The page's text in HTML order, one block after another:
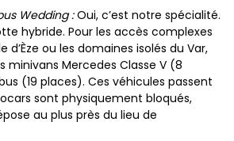
Wedding :Oui, c’est notre spécialité.
hybride. Pour les accès complexes
d’Èze ou les domaines isolés du Var,
minivans Mercedes Classe V (8
(19 places). Ces véhicules passent
sont physiquement bloqués,
au plus près du lieu de